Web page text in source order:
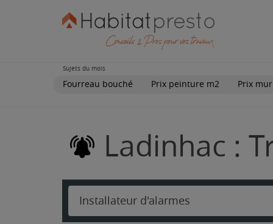
Sujets du mois
Fourreau bouché Prix peinture m2 Prix
Ladinhac :
Installateur d'alarmes